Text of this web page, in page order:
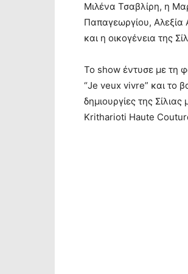
Μιλένα Τσαβλίρη, η
Παπαγεωργίου,
και η οικογένεια της
Το show έντυσε με τη
“Je veux vivre” και το
δημιουργίες της
Kritharioti Haute